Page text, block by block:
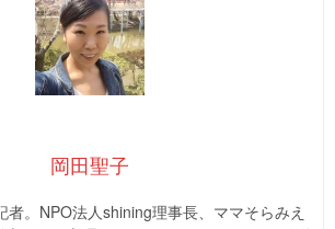
岡田聖子
者。NPO法人shining理事長、ママそらみえ